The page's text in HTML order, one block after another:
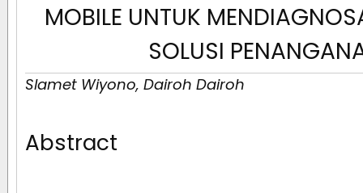
MOBILE UNTUK
SOLUSI
Slamet Wiyono, Dairoh Dairoh
Abstract